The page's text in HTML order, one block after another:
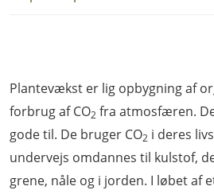
Plantevækst er lig opbygning af
forbrug af CO2 fra atmosfæren.
gode til. De bruger CO2 i deres
undervejs omdannes til kulstof,
grene, nåle og i jorden. I løbet af